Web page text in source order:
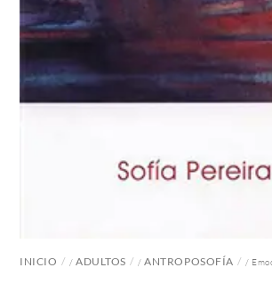
INICIO /ADULTOS /ANTROPOSOFÍA /